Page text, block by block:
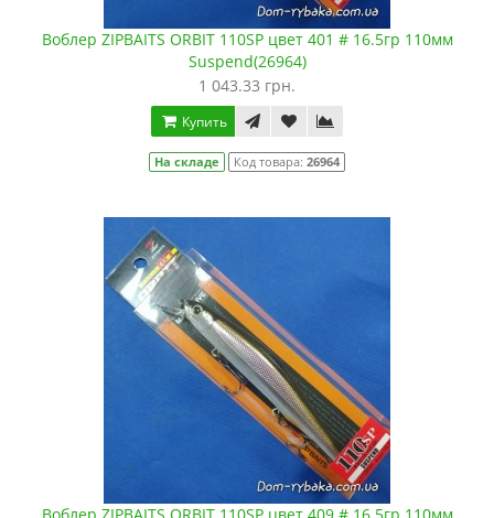
Воблер ZIPBAITS ORBIT 110SP цвет 401 # 16.5гр 110мм
Suspend(26964)
1 043.33 грн.
Купить
На складе Код товара: 26964